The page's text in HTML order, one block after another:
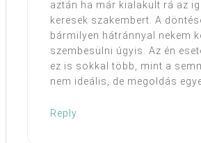
aztán ha már kialakult rá az
keresek szakembert. A
bármilyen hátránnyal nekem
szembesülni úgyis. Az én
ez is sokkal több, mint a
nem ideális, de megoldás
Reply